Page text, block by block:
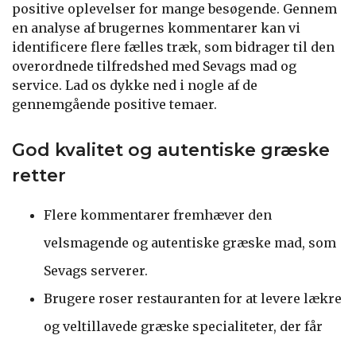
positive oplevelser for mange besøgende. Gennem
en analyse af brugernes kommentarer kan vi
identificere flere fælles træk, som bidrager til den
overordnede tilfredshed med Sevags mad og
service. Lad os dykke ned i nogle af de
gennemgående positive temaer.
God kvalitet og autentiske græske
retter
Flere kommentarer fremhæver den
velsmagende og autentiske græske mad, som
Sevags serverer.
Brugere roser restauranten for at levere lækre
og veltillavede græske specialiteter, der får